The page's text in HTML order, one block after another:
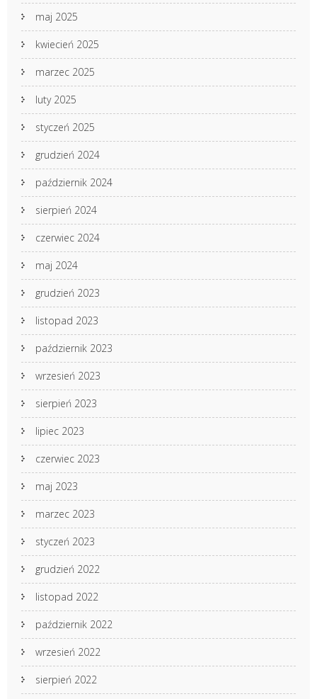
maj 2025
kwiecień 2025
marzec 2025
luty 2025
styczeń 2025
grudzień 2024
październik 2024
sierpień 2024
czerwiec 2024
maj 2024
grudzień 2023
listopad 2023
październik 2023
wrzesień 2023
sierpień 2023
lipiec 2023
czerwiec 2023
maj 2023
marzec 2023
styczeń 2023
grudzień 2022
listopad 2022
październik 2022
wrzesień 2022
sierpień 2022